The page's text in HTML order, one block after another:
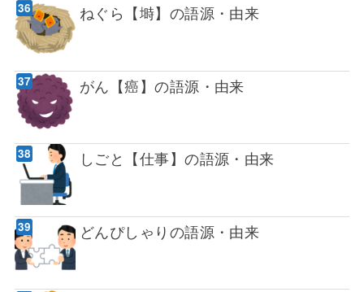
ねぐら【塒】の語源・由来
がん【癌】の語源・由来
しごと【仕事】の語源・由来
どんぴしゃりの語源・由来